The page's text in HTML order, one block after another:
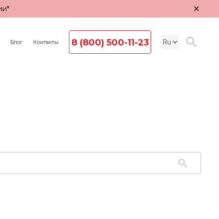
×
Блог Контакты 8 (800) 500-11-23